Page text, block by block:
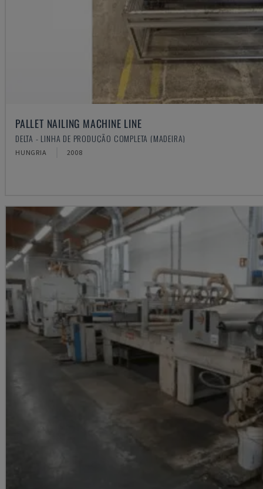
PALLET NAILING MACHINE LINE
DELTA - LINHA DE PRODUÇÃO COMPLETA (MADEIRA)
HUNGRIA 2008